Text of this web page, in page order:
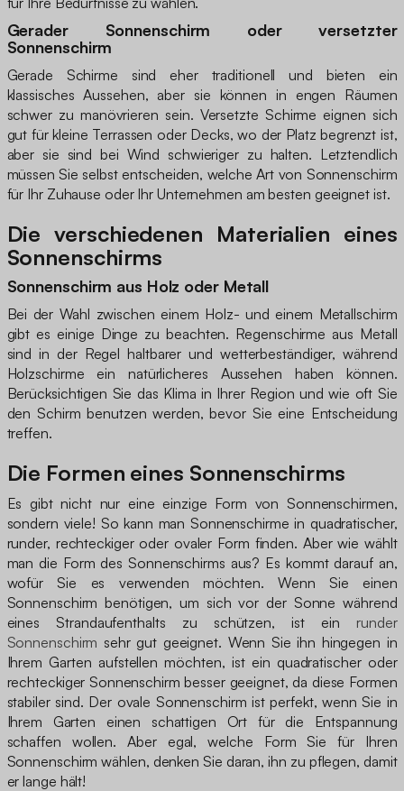
Gerader Sonnenschirm oder versetzter
Sonnenschirm
Gerade Schirme sind eher traditionell und bieten ein
klassisches Aussehen, aber sie können in engen Räumen
schwer zu manövrieren sein. Versetzte Schirme eignen sich
gut für kleine Terrassen oder Decks, wo der Platz begrenzt ist,
aber sie sind bei Wind schwieriger zu halten. Letztendlich
müssen Sie selbst entscheiden, welche Art von Sonnenschirm
für Ihr Zuhause oder Ihr Unternehmen am besten geeignet ist.
Die verschiedenen Materialien eines
Sonnenschirms
Sonnenschirm aus Holz oder Metall
Bei der Wahl zwischen einem Holz- und einem Metallschirm
gibt es einige Dinge zu beachten. Regenschirme aus Metall
sind in der Regel haltbarer und wetterbeständiger, während
Holzschirme ein natürlicheres Aussehen haben können.
Berücksichtigen Sie das Klima in Ihrer Region und wie oft Sie
den Schirm benutzen werden, bevor Sie eine Entscheidung
treffen.
Die Formen eines Sonnenschirms
Es gibt nicht nur eine einzige Form von Sonnenschirmen,
sondern viele! So kann man Sonnenschirme in quadratischer,
runder, rechteckiger oder ovaler Form finden. Aber wie wählt
man die Form des Sonnenschirms aus? Es kommt darauf an,
wofür Sie es verwenden möchten. Wenn Sie einen
Sonnenschirm benötigen, um sich vor der Sonne während
eines Strandaufenthalts zu schützen, ist ein runder
Sonnenschirm sehr gut geeignet. Wenn Sie ihn hingegen in
Ihrem Garten aufstellen möchten, ist ein quadratischer oder
rechteckiger Sonnenschirm besser geeignet, da diese Formen
stabiler sind. Der ovale Sonnenschirm ist perfekt, wenn Sie in
Ihrem Garten einen schattigen Ort für die Entspannung
schaffen wollen. Aber egal, welche Form Sie für Ihren
Sonnenschirm wählen, denken Sie daran, ihn zu pflegen, damit
er lange hält!